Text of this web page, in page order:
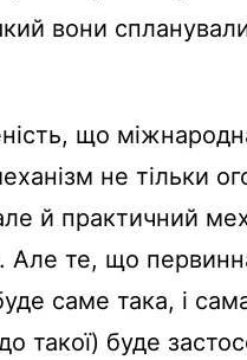
вони
що
не тільки
й практичний
Але те, що
саме така, і
такої) буде